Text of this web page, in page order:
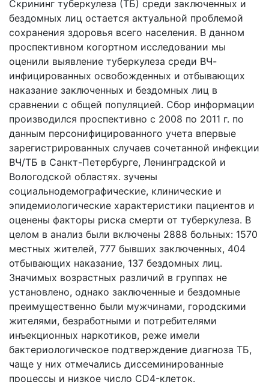
Скрининг туберкулеза (ТБ) среди заключенных и
бездомных лиц остается актуальной проблемой
сохранения здоровья всего населения. В данном
проспективном когортном исследовании мы
оценили выявление туберкулеза среди ВЧ-
инфицированных освобожденных и отбывающих
наказание заключенных и бездомных лиц в
сравнении с общей популяцией. Сбор информации
производился проспективно с 2008 по 2011 г. по
данным персонифицированного учета впервые
зарегистрированных случаев сочетанной инфекции
ВЧ/ТБ в Санкт-Петербурге, Ленинградской и
Вологодской областях. зучены
социальнодемографические, клинические и
эпидемиологические характеристики пациентов и
оценены факторы риска смерти от туберкулеза. В
целом в анализ были включены 2888 больных: 1570
местных жителей, 777 бывших заключенных, 404
отбывающих наказание, 137 бездомных лиц.
Значимых возрастных различий в группах не
установлено, однако заключенные и бездомные
преимущественно были мужчинами, городскими
жителями, безработными и потребителями
инъекционных наркотиков, реже имели
бактериологическое подтверждение диагноза ТБ,
чаще у них отмечались диссеминированные
процессы и низкое число CD4-клеток.